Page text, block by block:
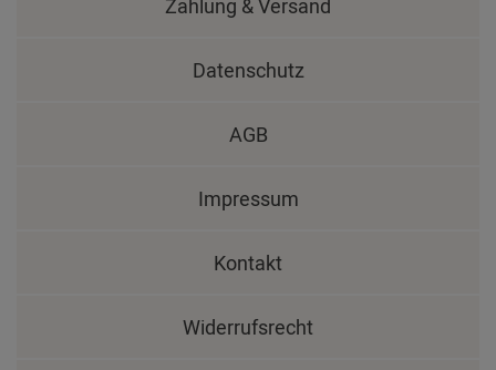
Zahlung & Versand
Datenschutz
AGB
Impressum
Kontakt
Widerrufsrecht